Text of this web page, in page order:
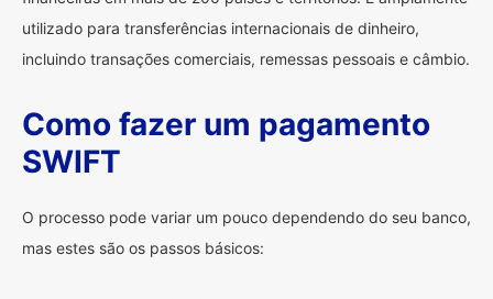
utilizado para transferências internacionais de dinheiro,
incluindo transações comerciais, remessas pessoais e câmbio.
Como fazer um pagamento
SWIFT
O processo pode variar um pouco dependendo do seu banco,
mas estes são os passos básicos: